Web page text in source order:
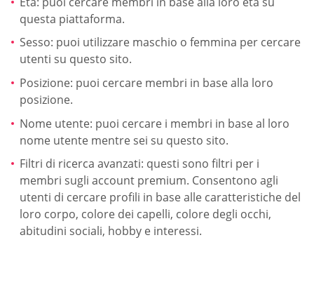
questa piattaforma.
Sesso: puoi utilizzare maschio o femmina per cercare
utenti su questo sito.
Posizione: puoi cercare membri in base alla loro
posizione.
Nome utente: puoi cercare i membri in base al loro
nome utente mentre sei su questo sito.
Filtri di ricerca avanzati: questi sono filtri per i
membri sugli account premium. Consentono agli
utenti di cercare profili in base alle caratteristiche del
loro corpo, colore dei capelli, colore degli occhi,
abitudini sociali, hobby e interessi.